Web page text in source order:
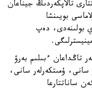
تالاپكەردىڭ جيناعان
بويىنشا
بولىنەدى، دەپ
تاڭداعان ءبىلىم بەرۋ
سانى، ۇمىتكەرلەر سانى،
ساناتتارعا